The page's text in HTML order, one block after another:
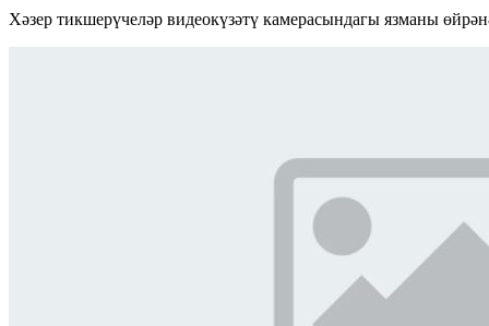
Хәзер тикшерүчеләр видеокүзәтү камерасындагы язманы